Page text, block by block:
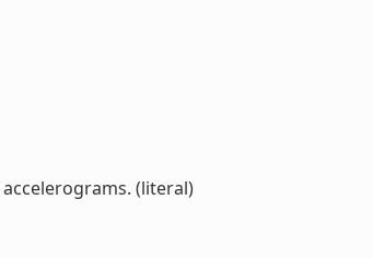
(literal)